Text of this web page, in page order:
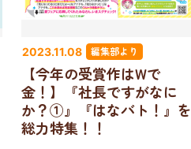
2023.11.08 編集部より
【今年の受賞作はWで
金！】『社長ですがなに
か？①』『はなバト！』を
総力特集！！